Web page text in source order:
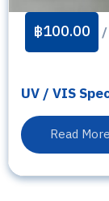
฿100.00 /
UV / VIS
Read More